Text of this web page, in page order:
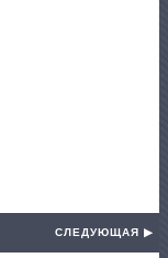
СЛЕДУЮЩАЯ ▶